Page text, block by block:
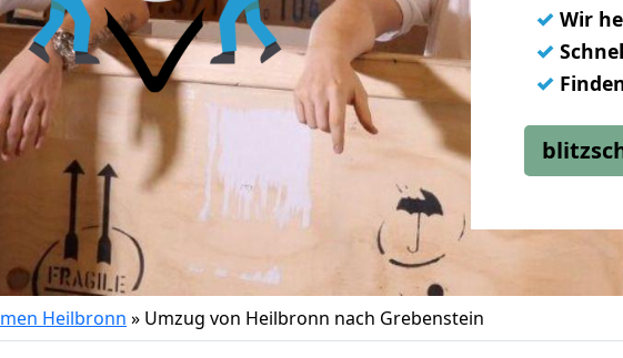
✓ Wir
✓
✓
Heilbronn » Umzug von Heilbronn nach Grebenstein